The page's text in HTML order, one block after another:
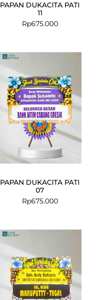
PAPAN DUKACITA PATI
11
Rp675.000
PAPAN DUKACITA PATI
07
Rp675.000